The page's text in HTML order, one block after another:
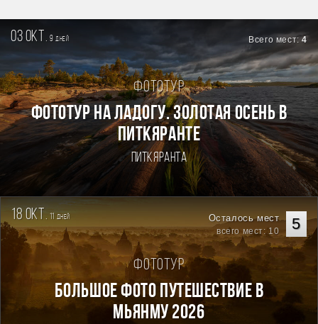
03 окт. 9дней Всего мест:4
Фототур
Фототур на Ладогу. Золотая осень в
Питкяранте
Питкяранта
18 окт. 11 дней 5
Осталось мест
всего мест: 10
Фототур
Большое фото путешествие в
Мьянму 2026